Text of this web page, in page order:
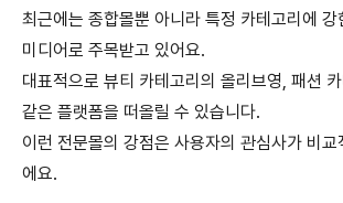
최근에는 종합몰뿐 아니라 특정 카테고리에 강
미디어로 주목받고 있어요.
대표적으로 뷰티 카테고리의 올리브영 패션
같은 플랫폼을 떠올릴 수 있습니다.
이런 전문몰의 강점은 사용자의 관심사가 비교
에요.